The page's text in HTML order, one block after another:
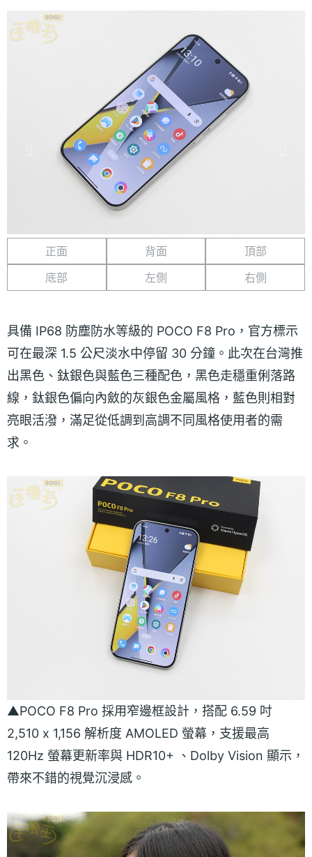
正面 背面
頂部
底部
左側 右側
具備 IP68 防塵防水等級的 POCO F8 Pro，官方標示
可在最深 1.5 公尺淡水中停留 30 分鐘。此次在台灣推
出黑色、鈦銀色與藍色三種配色，黑色走穩重俐落路
線，鈦銀色偏向內斂的灰銀色金屬風格，藍色則相對
亮眼活潑，滿足從低調到高調不同風格使用者的需
求。
▲POCO F8 Pro 採用窄邊框設計，搭配 6.59 吋
2,510 x 1,156 解析度 AMOLED 螢幕，支援最高
120Hz 螢幕更新率與 HDR10+ 、Dolby Vision 顯示，
帶來不錯的視覺沉浸感。